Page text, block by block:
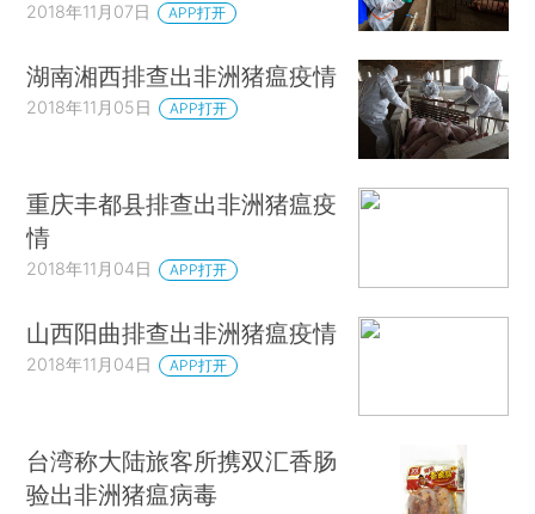
2018年11月07日 APP打开
湖南湘西排查出非洲猪瘟疫情
2018年11月05日 APP打开
重庆丰都县排查出非洲猪瘟疫
情
2018年11月04日 APP打开
山西阳曲排查出非洲猪瘟疫情
2018年11月04日 APP打开
台湾称大陆旅客所携双汇香肠
验出非洲猪瘟病毒